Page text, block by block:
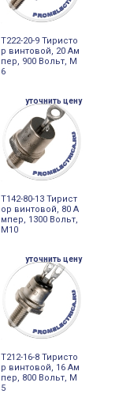
Т222-20-9 Тиристо
р винтовой, 20 Ам
пер, 900 Вольт, М
6
уточнить цену
Т142-80-13 Тирист
ор винтовой, 80 А
мпер, 1300 Вольт,
М10
уточнить цену
Т212-16-8 Тиристо
р винтовой, 16 Ам
пер, 800 Вольт, М
5